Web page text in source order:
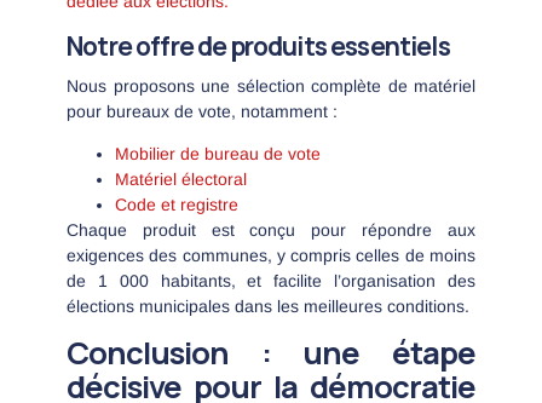
Notre offre de produits essentiels
Nous proposons une sélection complète de matériel
pour bureaux de vote, notamment :
Mobilier de bureau de vote
Matériel électoral
Code et registre
Chaque produit est conçu pour répondre aux
exigences des communes, y compris celles de moins
de 1 000 habitants, et facilite l’organisation des
élections municipales dans les meilleures conditions.
Conclusion : une étape
décisive pour la démocratie